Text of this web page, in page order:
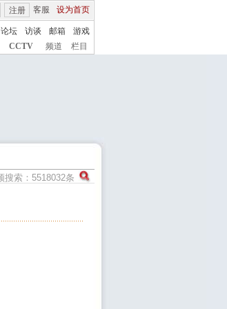
客服 设为首页
注册
论坛 访谈 邮箱
游戏
CCTV 频道 栏目